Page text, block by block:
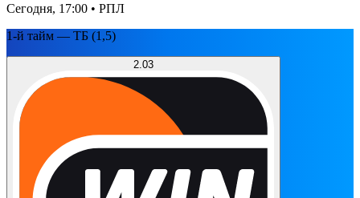
Сегодня, 17:00 • РПЛ
1-й тайм — ТБ (1,5)
2.03